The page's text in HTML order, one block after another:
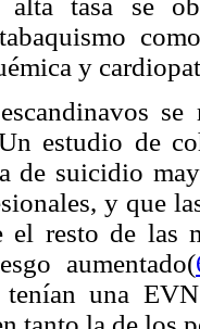
alta tasa se
y
estudio de
de suicidio
y que
resto de las
aumentado(
tenían una